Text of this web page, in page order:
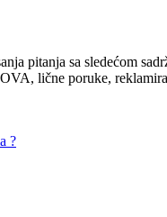
pitanja sa sledećom
lične poruke,
?